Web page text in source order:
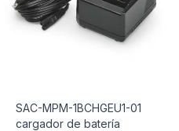
SAC-MPM-1BCHGEU1-01
cargador de batería